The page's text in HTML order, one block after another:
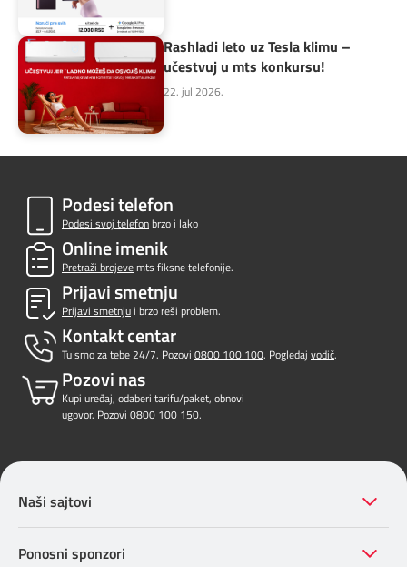
Rashladi leto uz Tesla klimu –
učestvuj u mts konkursu!
22. jul 2026.
Podesi telefon
Podesi svoj telefonbrzo i lako
Online imenik
Pretraži brojevemts fiksne telefonije.
Prijavi smetnju
Prijavi smetnjui brzo reši problem.
Kontakt centar
Tu smo za tebe 24/7. Pozovi 0800 100 100. Pogledaj vodič.
Pozovi nas
Kupi uređaj, odaberi tarifu/paket, obnovi
ugovor. Pozovi 0800 100 150.
Naši sajtovi
Ponosni sponzori